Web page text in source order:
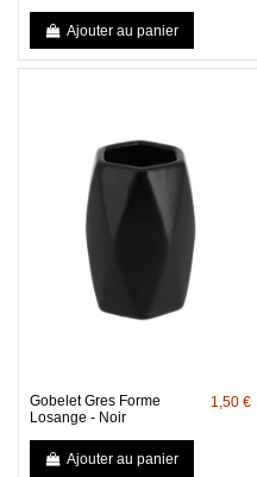
Ajouter au panier
Gobelet Gres Forme
Losange - Noir
1,50 €
Ajouter au panier